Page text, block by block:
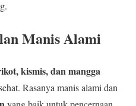
Manis Alami
kismis, dan mangga
Rasanya manis alami dan